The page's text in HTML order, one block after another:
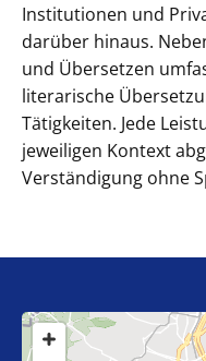
Institutionen und
darüber hinaus.
und Übersetzen
literarische
Tätigkeiten. Jede
jeweiligen Kontext
Verständigung ohne